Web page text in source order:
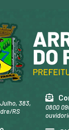
383,
RS
0800